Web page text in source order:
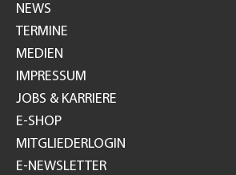
NEWS
TERMINE
MEDIEN
IMPRESSUM
JOBS & KARRIERE
E-SHOP
MITGLIEDERLOGIN
E-NEWSLETTER